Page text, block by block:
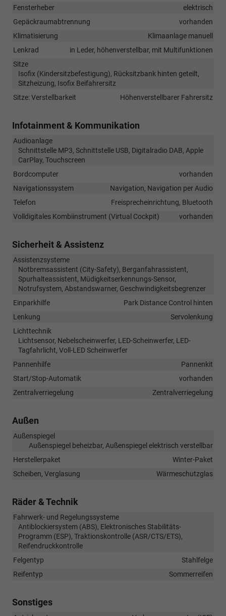
Fensterheber
elektrisch
Gepäckraumabtrennung
vorhanden
Klimatisierung
Klimaanlage manuell
Lenkrad
in Leder, höhenverstellbar, mit Multifunktionen
Sitze
Isofix (Kindersitzbefestigung), Rücksitzbank hinten geteilt,
Sitzheizung, Isofix Beifahrersitz
Sitze: Verstellbarkeit
Höhenverstellbarer Fahrersitz
Infotainment & Kommunikation
Audioanlage
Schnittstelle MP3, Schnittstelle USB, Digitalradio DAB, Apple
CarPlay, Touchscreen
Bordcomputer
vorhanden
Navigationssystem
Navigation, Navigation per Audio
Telefon
Freisprecheinrichtung, Bluetooth
Volldigitales Kombiinstrument (Virtual Cockpit)
vorhanden
Sicherheit & Assistenz
Assistenzsysteme
Notbremsassistent (City-Safety), Berganfahrassistent,
Spurhalteassistent, Müdigkeitserkennungs-Sensor,
Notrufsystem, Abstandswarner, Geschwindigkeitsbegrenzer
Einparkhilfe
Park Distance Control hinten
Lenkung
Servolenkung
Lichttechnik
Lichtsensor, Nebelscheinwerfer, LED-Scheinwerfer, LED-
Tagfahrlicht, Voll-LED Scheinwerfer
Pannenhilfe
Pannenkit
Start/Stop-Automatik
vorhanden
Zentralverriegelung
Zentralverriegelung
Außen
Außenspiegel
Außenspiegel beheizbar, Außenspiegel elektrisch verstellbar
Herstellerpaket
Winter-Paket
Scheiben, Verglasung
Wärmeschutzglas
Räder & Technik
Fahrwerk- und Regelungssysteme
Antiblockiersystem (ABS), Elektronisches Stabilitäts-
Programm (ESP), Traktionskontrolle (ASR/CTS/ETS),
Reifendruckkontrolle
Felgentyp
Stahlfelge
Reifentyp
Sommerreifen
Sonstiges